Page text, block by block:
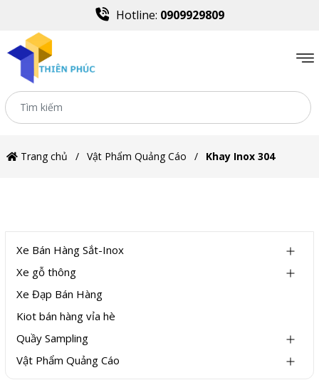
Hotline: 0909929809
Trang chủ Vật Phẩm Quảng Cáo Khay Inox 304
Xe Bán Hàng Sắt-Inox
Xe gỗ thông
Xe Đạp Bán Hàng
Kiot bán hàng vỉa hè
Quầy Sampling
Vật Phẩm Quảng Cáo